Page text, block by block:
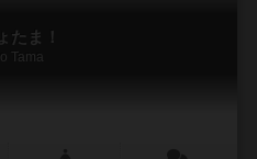
たま！
Tama